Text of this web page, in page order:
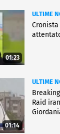
01:23
ULTIME
01:14
ULTIME
Raid